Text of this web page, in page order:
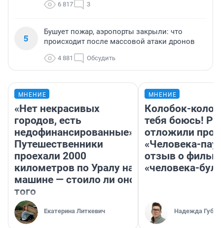
6 817 3
5
Бушует пожар, аэропорты закрыли: что
происходит после массовой атаки дронов
4 881 Обсудить
МНЕНИЕ
«Нет некрасивых
городов, есть
недофинансированные».
Путешественники
проехали 2000
километров по Уралу на
машине — стоило ли оно
того
Екатерина Литкевич
МНЕНИЕ
Колобок-
тебя боюсь!
отложили
«Человека-
отзыв о
«человека-
Надежда